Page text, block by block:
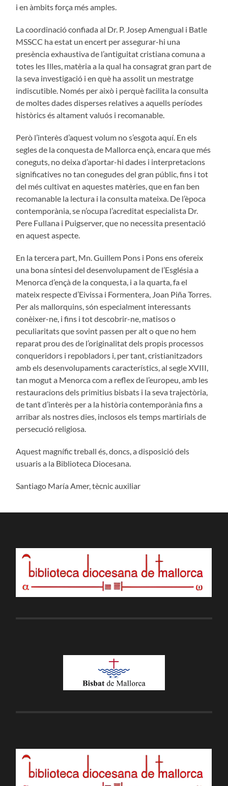
i en àmbits força més amples.
La coordinació confiada al Dr. P. Josep Amengual i Batle
MSSCC ha estat un encert per assegurar-hi una
presència exhaustiva de l’antiguitat cristiana comuna a
totes les Illes, matèria a la qual ha consagrat gran part de
la seva investigació i en què ha assolit un mestratge
indiscutible. Només per això i perquè facilita la consulta
de moltes dades disperses relatives a aquells períodes
històrics és altament valuós i recomanable.
Però l’interès d’aquest volum no s’esgota aquí. En els
segles de la conquesta de Mallorca ençà, encara que més
coneguts, no deixa d’aportar-hi dades i interpretacions
significatives no tan conegudes del gran públic, fins i tot
del més cultivat en aquestes matèries, que en fan ben
recomanable la lectura i la consulta mateixa. De l’època
contemporània, se n’ocupa l’acreditat especialista Dr.
Pere Fullana i Puigserver, que no necessita presentació
en aquest aspecte.
En la tercera part, Mn. Guillem Pons i Pons ens ofereix
una bona síntesi del desenvolupament de l’Església a
Menorca d’ençà de la conquesta, i a la quarta, fa el
mateix respecte d’Eivissa i Formentera, Joan Piña Torres.
Per als mallorquins, són especialment interessants
conèixer-ne, i fins i tot descobrir-ne, matisos o
peculiaritats que sovint passen per alt o que no hem
reparat prou des de l’originalitat dels propis processos
conqueridors i repobladors i, per tant, cristianitzadors
amb els desenvolupaments característics, al segle XVIII,
tan mogut a Menorca com a reflex de l’europeu, amb les
restauracions dels primitius bisbats i la seva trajectòria,
de tant d’interès per a la història contemporània fins a
arribar als nostres dies, inclosos els temps martirials de
persecució religiosa.
Aquest magnífic treball és, doncs, a disposició dels
usuaris a la Biblioteca Diocesana.
Santiago María Amer, tècnic auxiliar